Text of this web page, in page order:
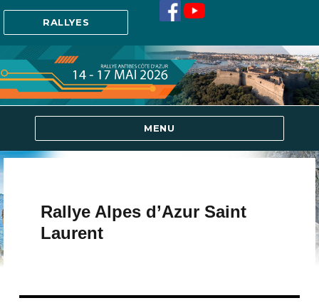
RALLYES
MENU
Rallye Alpes d’Azur Saint
Laurent